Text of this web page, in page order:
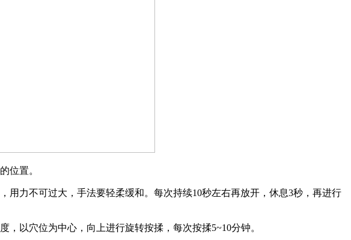
位置。
力不可过大，手法要轻柔缓和。每次持续10秒左右再放开，休息3秒，再进行
以穴位为中心，向上进行旋转按揉，每次按揉5~10分钟。